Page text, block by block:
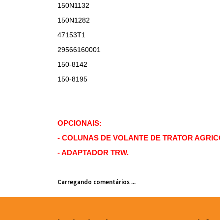
150N1132
150N1282
47153T1
29566160001
150-8142
150-8195
OPCIONAIS:
- COLUNAS DE VOLANTE DE TRATOR
- ADAPTADOR TRW.
Carregando comentários ...